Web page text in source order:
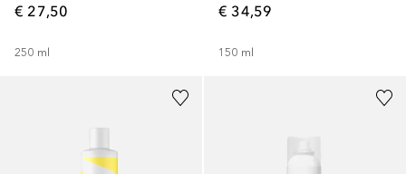
€ 27,50
250 ml
€ 34,59
150 ml